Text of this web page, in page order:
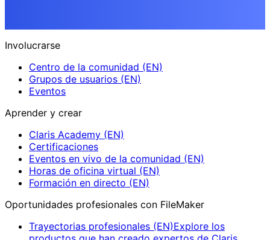
Involucrarse
Centro de la comunidad (EN)
Grupos de usuarios (EN)
Eventos
Aprender y crear
Claris Academy (EN)
Certificaciones
Eventos en vivo de la comunidad (EN)
Horas de oficina virtual (EN)
Formación en directo (EN)
Oportunidades profesionales con FileMaker
Trayectorias profesionales (EN)Explore los